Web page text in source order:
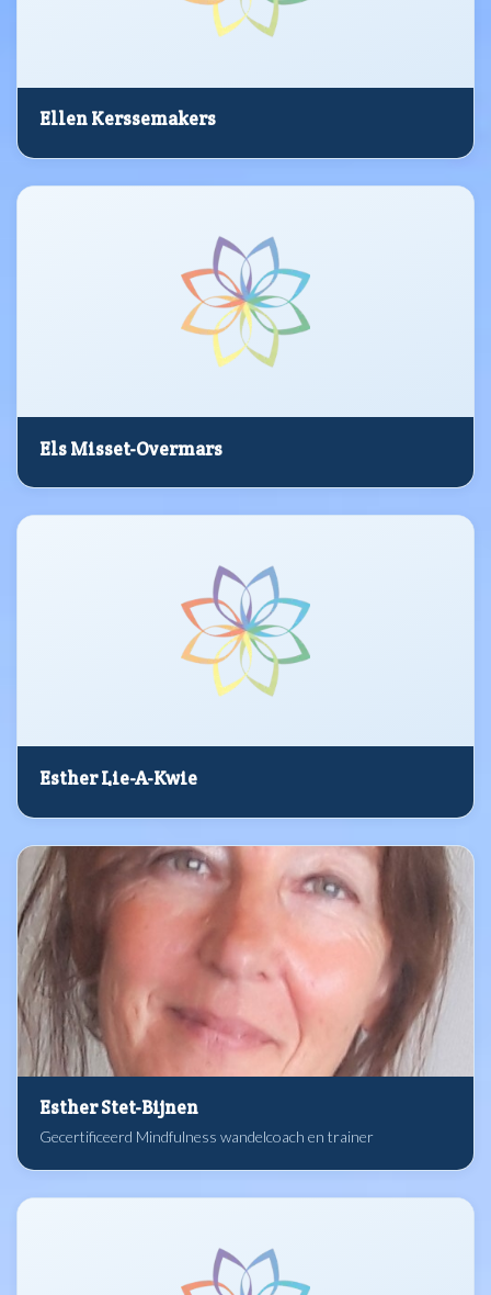
Ellen Kerssemakers
Els Misset-Overmars
Esther Lie-A-Kwie
Esther Stet-Bijnen
Gecertificeerd Mindfulness wandelcoach en trainer